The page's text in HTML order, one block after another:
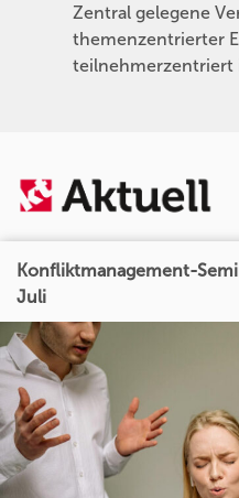
Zentral gelegene
themenzentrierter
teilnehmerzentriert
Konfliktmanagement-
Juli